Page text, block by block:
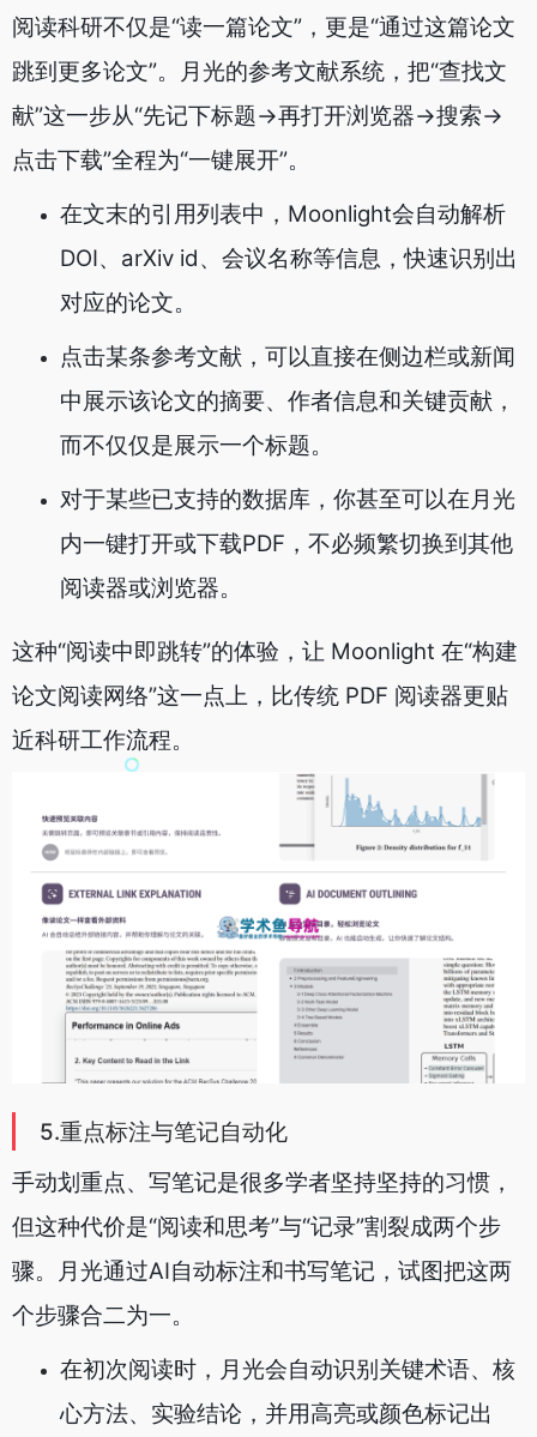
阅读科研不仅是“读一篇论文”，更是“通过这篇论文
跳到更多论文”。月光的参考文献系统，把“查找文
献”这一步从“先记下标题→再打开浏览器→搜索→
点击下载”全程为“一键展开”。
在文末的引用列表中，Moonlight会自动解析
DOI、arXiv id、会议名称等信息，快速识别出
对应的论文。
点击某条参考文献，可以直接在侧边栏或新闻
中展示该论文的摘要、作者信息和关键贡献，
而不仅仅是展示一个标题。
对于某些已支持的数据库，你甚至可以在月光
内一键打开或下载PDF，不必频繁切换到其他
阅读器或浏览器。
这种“阅读中即跳转”的体验，让 Moonlight 在“构建
论文阅读网络”这一点上，比传统 PDF 阅读器更贴
近科研工作流程。
5.重点标注与笔记自动化
手动划重点、写笔记是很多学者坚持坚持的习惯，
但这种代价是“阅读和思考”与“记录”割裂成两个步
骤。月光通过AI自动标注和书写笔记，试图把这两
个步骤合二为一。
在初次阅读时，月光会自动识别关键术语、核
心方法、实验结论，并用高亮或颜色标记出